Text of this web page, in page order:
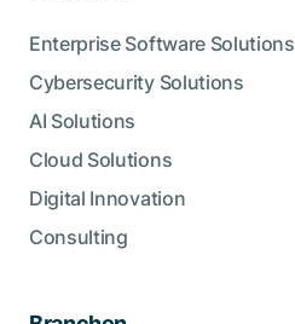
Enterprise Software Solutions
Cybersecurity Solutions
AI Solutions
Cloud Solutions
Digital Innovation
Consulting